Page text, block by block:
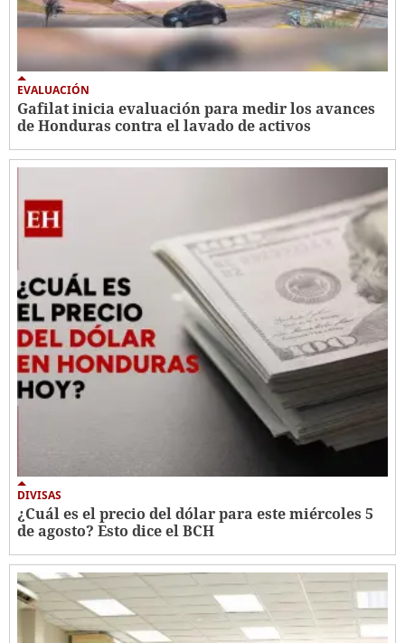
EVALUACIÓN
Gafilat inicia evaluación para medir los avances
de Honduras contra el lavado de activos
DIVISAS
¿Cuál es el precio del dólar para este miércoles 5
de agosto? Esto dice el BCH